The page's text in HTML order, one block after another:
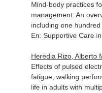
Mind-body practices
management: An
including one
En: Supportive Care
Heredia Rizo, Alberto
Effects of pulsed
fatigue, walking
life in adults with